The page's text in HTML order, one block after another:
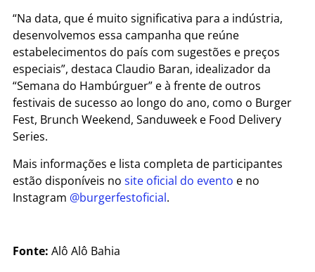
“Na data, que é muito significativa para a indústria,
desenvolvemos essa campanha que reúne
estabelecimentos do país com sugestões e preços
especiais”, destaca Claudio Baran, idealizador da
“Semana do Hambúrguer” e à frente de outros
festivais de sucesso ao longo do ano, como o Burger
Fest, Brunch Weekend, Sanduweek e Food Delivery
Series.
Mais informações e lista completa de participantes
estão disponíveis no site oficial do evento e no
Instagram @burgerfestoficial.
Fonte: Alô Alô Bahia